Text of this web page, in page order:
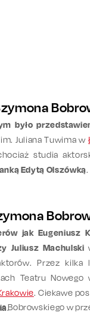
było
Juliana Tuwima w
studia
Edytą Olszówką.
jak Eugeniusz
Juliusz Machulski
Przez kilka
Teatru Nowego
. Ciekawe
.Bobrowskiego w